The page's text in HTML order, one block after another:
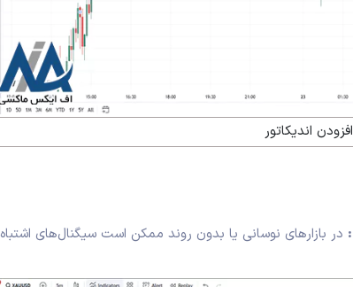
افزودن اندیکاتور
در بازارهای نوسانی یا بدون روند ممکن است سیگنال‌های اشتباه